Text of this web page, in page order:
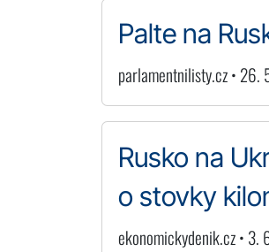
Palte na
parlamentnilisty.cz •
Rusko na
o stovky
ekonomickydenik.cz •